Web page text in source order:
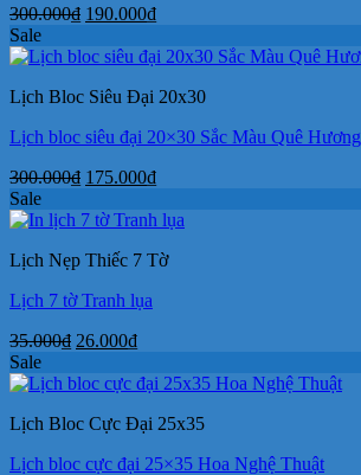
300.000₫ Giá
là:
190.000₫Giá
tại
190.000₫.
Sale
Lịch Bloc Siêu Đại 20x30
Lịch bloc siêu đại 20×30 Sắc Màu Quê Hương
300.000₫ Giá
là:
175.000₫Giá
tại
175.000₫.
Sale
Lịch Nẹp Thiếc 7 Tờ
Lịch 7 tờ Tranh lụa
35.000₫ Giá
là:
26.000₫Giá
tại
26.000₫.
Sale
Lịch Bloc Cực Đại 25x35
Lịch bloc cực đại 25×35 Hoa Nghệ Thuật